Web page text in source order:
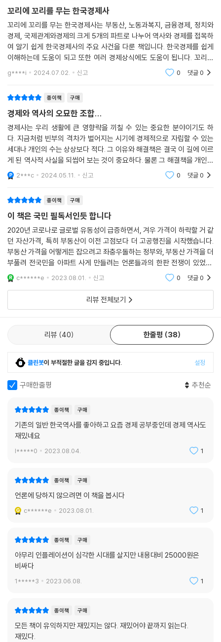
아 움직이며 과거를 극복해 왔다는 증거이자 새로운 도전의 기회가 많은
사회였다는 의미이기도 합니다. ─〈머리말〉 중에서(7~8쪽)
은행 거래를 시작할 때 신분증을 내고 내 이름으로 통장을 만드는 것이 금
융실명제입니다. 사실 이런 당연한 설명을 하는 것도 이상하게 느껴지죠.
아니, 그럼 도대체 누구 이름으로 금융거래를 한다는 거야 싶으니까요. 내
가 내 마음대로 동생 명의로 통장을 만든다든가, 주민등록번호 확인 절차
으로 주식 거래를 시작할 순 없거든요. 그런데 1993년 8월 12일까지는 이
게 가능했습니다. (중략) 개혁이 기존 생태계를 파괴하는 만큼, 금융 시장
혼란으로 인한 경기침체 우려는 당연했습니다. 하지만 금융실명제 반대론
자의 주장은 과격한 면이 있었어요. 게다가 혼란을 핑계로 비실명제 금융
거래 관행을 언제까지 방치할 수도 없는 노릇이었지요. 이런 상황에서 김
영삼 정부는 금융실명제 도입에 어떻게 성공했을까요?
① 비실명제를 이용한 장영자·이철희의 어음 사기 사건이 사회적으로 너
무 큰 충격을 주었고(1982), ② 김영삼의 문민 정부는 그런 사건을 겪고도
부정부패에 절어 있는 독재 정권에 대한 국민의 분노를 풀어주겠다는 약속
으로 세워진 정부인 데다, ③ 대통령 본인이 강력한 의지를 갖고 치밀한 타
이밍을 계산해 단숨에 해치웠거든요. ─〈3-4. 단군 이래 최대 사기 사건에
비하면 가상화폐 그까짓 거〉 중에서(260, 265~266쪽)
경제와 역사가 이렇게 쉽고 재밌어도 되나요?
─경알못도 역알못도 두려움 없이 펼쳐들 수 있는 한국경제사 입문서
중소기업 상품 내용이 어려운데요.
중소기업 1달러에 950원이요.
은행 그러면 하단을 930원으로 잡고 상단을 1,030원으로 잡아봅시다. 여
기까지 이해가 가십니까?
은행 매달 장사 어느 정도 하세요? 매출 금액이요.
은행 그러면 환율이 930원에서 1,030원 사이에 있을 때는 매달 10만 달
금 환전하시면 1달러당 20원 더 가져가시겠죠?
중소기업 환율이 1달러에 1,000원이면요?
은행 좀 손해 보시는 거죠. 환율이 뭐, 950원 했다가 990원 했다가 하는
Knock-Out)를 설명하면서 나오는 대목입니다. 단번에 이해하시겠죠?
역사는 지루하고, 경제는 어려운데 하물며 경제사라니(!)라고 생각하셨던
분들도 이 책을 읽다 보면 가뿐하게 경제사 교양을 쌓으실 수 있습니다.
《머니레터》에서 약 80주간 〈라떼극장〉을 연재하며 큰 호응을 받았습니다.
시종일관 친절하고 유쾌하게 경제사를 들려준 덕분에 지식과 재미를 모두
전하며 구독자들의 단단한 신뢰를 얻었습니다. 이미 검증된 경제 공부 트
나 N잡러이거나 / 현대차노조, 파업을 안 해서 뉴스에 남 / 약국에서 진료
도 하고 마약도 팔던 시절 / 회계장부 예쁘게 꾸미고 싶겠지만 그거 불법이
야 / ‘묻지마 저축’이라고 들어봤나 / 터져버린 거품 속에서 미래의 대기업
꼬리에 꼬리를 무는 한국경제사
꼬리에 꼬리를 무는 한국경제사는 부동산, 노동과복지, 금융경제, 정치와
경제, 국제관계와경제의 크게 5개의 파트로 나누어 역사와 경제를 접목하
여 알기 쉽게 한국경제사의 주요 사건을 다룬 책입니다. 한국경제를 쉽게
이해하는데 도움이 되고 또한 여러 경제상식에도 도움이 됩니다. 꼬리에
꼬리를 무는 한국경제사 적극 추천해 봅니다.
g****i 2024.07.02. 신고 0 댓글0
종이책 구매
경제와 역사의 오묘한 조합...
경제사는 우리 생활에 큰 영향략을 끼칠 수 있는 중요한 분야이기도 하
다. 지금처럼 빈부의 격차가 벌어지는 시기에 경제적으로 자립할 수 있는
세대나 개인의 수는 상상보다 적다. 그 이유와 해결책은 결국 이 길에 이르
게 된 역사적 사실을 되씹어 보는 것이 중요하다. 물론 그 해결책을 개인의
힘으로 확대하는 것은 지극히 어려운 과정이지만 그 방향성에 대한 확신감
이 없으면 해결
2***c 2024.05.11. 신고 0 댓글0
종이책 구매
이 책은 국민 필독서인듯 합니다
2020년 코로나로 글로벌 유동성이 급증하면서, 겨우 가격이 하락할 거 같
던 자산가격, 특히 부동산이 이전 고점보다 더 고공행진을 시작했습니다.
부동산 가격을 어떻게든 잡으려고 좌충우돌하는 정부와, 부동산 가격을 더
부풀려 전국민을 아파트 사게 만들려는 언론들과의 한판 전쟁이 있었죠.
결국 정부는 패배하고, 부동산 가격 폭등으로 재미보는 토건과 금융을 위
시한 기득권이 정
c******e 2023.08.01. 신고 0 댓글0
리뷰 전체보기
리뷰 40 한줄평 38
클린봇이 부적절한 글을 감지 중입니다. 설정
구매한줄평 추천순
종이책 구매
기존의 일반 한국역사를 좋아하고 요즘 경제 공부중인데 경제 역사도
재밌네요
l*****0 2023.08.04. 1
종이책 구매
언론에 당하지 않으려면 이 책을 봅시다
c******e 2023.08.01. 1
종이책 구매
아무리 인플레이션이 심각한 시대를 살지만 내용대비 25000원은
비싸다
1*****3 2023.06.08. 1
종이책 구매
모든 책이 유익하지만 재밌지는 않다. 재밌어야 끝까지 읽는다.
재밌다.